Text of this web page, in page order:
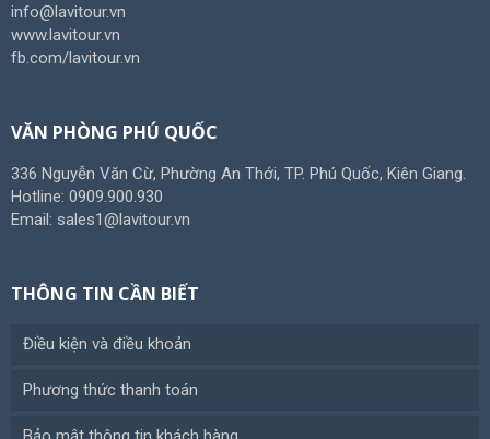
info@lavitour.vn
www.lavitour.vn
fb.com/lavitour.vn
VĂN PHÒNG PHÚ QUỐC
336 Nguyễn Văn Cừ, Phường An Thới, TP. Phú Quốc, Kiên Giang.
Hotline: 0909.900.930
Email: sales1@lavitour.vn
THÔNG TIN CẦN BIẾT
Điều kiện và điều khoản
Phương thức thanh toán